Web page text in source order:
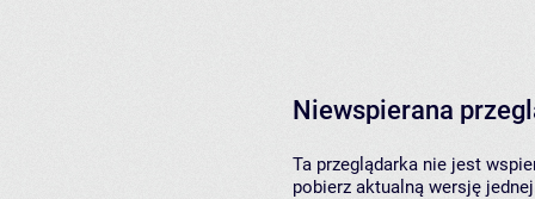
Niewspierana
Ta przeglądarka nie jest
pobierz aktualną wersję